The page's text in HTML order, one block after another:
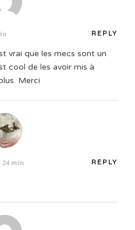
REPLY
vrai que les mecs sont un
cool de les avoir mis à
Merci
24 min REPLY